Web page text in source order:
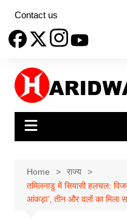
content
Contact us
Home
राज्य
तमिलनाडु में सियासी हलचल:
आंकड़ा’, तीन और दलों का मिला